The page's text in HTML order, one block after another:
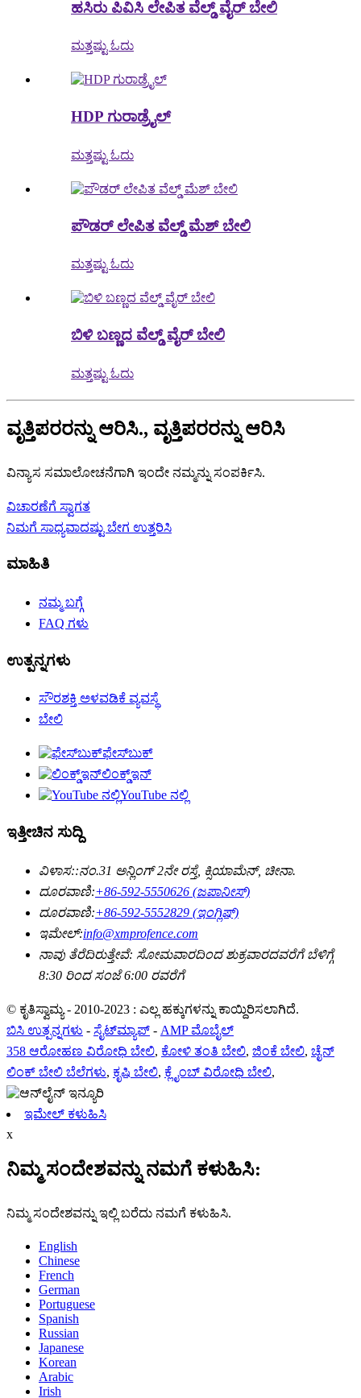
ಹಸಿರು ಪಿವಿಸಿ ಲೇಪಿತ ವೆಲ್ಡ್ ವೈರ್ ಬೇಲಿ
ಮತ್ತಷ್ಟು ಓದು
HDP ಗುರಾಡ್ರೈಲ್
ಮತ್ತಷ್ಟು ಓದು
ಪೌಡರ್ ಲೇಪಿತ ವೆಲ್ಡ್ ಮೆಶ್ ಬೇಲಿ
ಮತ್ತಷ್ಟು ಓದು
ಬಿಳಿ ಬಣ್ಣದ ವೆಲ್ಡ್ ವೈರ್ ಬೇಲಿ
ಮತ್ತಷ್ಟು ಓದು
ವೃತ್ತಿಪರರನ್ನು ಆರಿಸಿ., ವೃತ್ತಿಪರರನ್ನು ಆರಿಸಿ
ವಿನ್ಯಾಸ ಸಮಾಲೋಚನೆಗಾಗಿ ಇಂದೇ ನಮ್ಮನ್ನು ಸಂಪರ್ಕಿಸಿ.
ವಿಚಾರಣೆಗೆ ಸ್ವಾಗತ
ನಿಮಗೆ ಸಾಧ್ಯವಾದಷ್ಟು ಬೇಗ ಉತ್ತರಿಸಿ
ಮಾಹಿತಿ
ನಮ್ಮ ಬಗ್ಗೆ
FAQ ಗಳು
ಉತ್ಪನ್ನಗಳು
ಸೌರಶಕ್ತಿ ಅಳವಡಿಕೆ ವ್ಯವಸ್ಥೆ
ಬೇಲಿ
ಫೇಸ್‌ಬುಕ್
ಲಿಂಕ್ಡ್ಇನ್
YouTube ನಲ್ಲಿ
ಇತ್ತೀಚಿನ ಸುದ್ದಿ
ವಿಳಾಸ::ನಂ.31 ಅನ್ಲಿಂಗ್ 2ನೇ ರಸ್ತೆ, ಕ್ಸಿಯಾಮೆನ್, ಚೀನಾ.
ದೂರವಾಣಿ:+86-592-5550626 (ಜಪಾನೀಸ್)
ದೂರವಾಣಿ:+86-592-5552829 (ಇಂಗ್ಲಿಷ್)
ಇಮೇಲ್:info@xmprofence.com
ನಾವು ತೆರೆದಿರುತ್ತೇವೆ: ಸೋಮವಾರದಿಂದ ಶುಕ್ರವಾರದವರೆಗೆ ಬೆಳಿಗ್ಗೆ
8:30 ರಿಂದ ಸಂಜೆ 6:00 ರವರೆಗೆ
© ಕೃತಿಸ್ವಾಮ್ಯ - 2010-2023 : ಎಲ್ಲ ಹಕ್ಕುಗಳನ್ನು ಕಾಯ್ದಿರಿಸಲಾಗಿದೆ.
ಬಿಸಿ ಉತ್ಪನ್ನಗಳು - ಸೈಟ್‌ಮ್ಯಾಪ್ - AMP ಮೊಬೈಲ್
358 ಆರೋಹಣ ವಿರೋಧಿ ಬೇಲಿ, ಕೋಳಿ ತಂತಿ ಬೇಲಿ, ಜಿಂಕೆ ಬೇಲಿ, ಚೈನ್
ಲಿಂಕ್ ಬೇಲಿ ಬೆಲೆಗಳು, ಕೃಷಿ ಬೇಲಿ, ಕ್ಲೈಂಬ್ ವಿರೋಧಿ ಬೇಲಿ,
ಇಮೇಲ್ ಕಳುಹಿಸಿ
x
ನಿಮ್ಮ ಸಂದೇಶವನ್ನು ನಮಗೆ ಕಳುಹಿಸಿ:
ನಿಮ್ಮ ಸಂದೇಶವನ್ನು ಇಲ್ಲಿ ಬರೆದು ನಮಗೆ ಕಳುಹಿಸಿ.
English
Chinese
French
German
Portuguese
Spanish
Russian
Japanese
Korean
Arabic
Irish